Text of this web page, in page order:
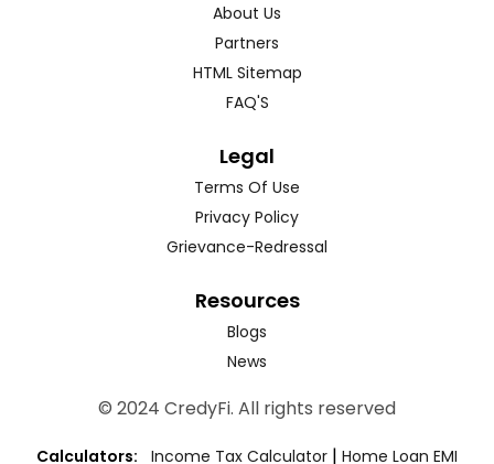
About Us
Partners
HTML Sitemap
FAQ'S
Legal
Terms Of Use
Privacy Policy
Grievance-Redressal
Resources
Blogs
News
© 2024 CredyFi. All rights reserved
Calculators: Income Tax Calculator | Home Loan EMI